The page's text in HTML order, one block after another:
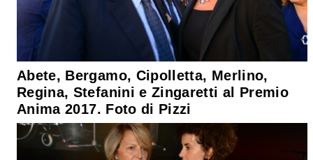
Abete, Bergamo, Cipolletta, Merlino,
Regina, Stefanini e Zingaretti al Premio
Anima 2017. Foto di Pizzi